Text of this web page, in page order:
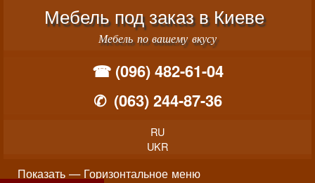
Перейти к основному
Меню учётной записи пользователя
Мебель под заказ в Киеве
Мебель по вашему вкусу
☎ (096) 482-61-04
✆ (063) 244-87-36
RU
UKR
Горизонтальное меню
Показать — Горизонтальное меню